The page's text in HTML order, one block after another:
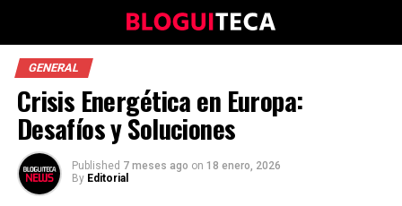
GENERAL
Crisis Energética en Europa:
Desafíos y Soluciones
Published 7 meses ago on 18 enero, 2026
By Editorial